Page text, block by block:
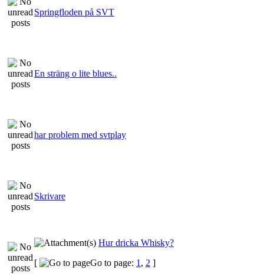
Springfloden på SVT
En sträng o lite blues..
har problem med svtplay
Skrivare
Hur dricka Whisky?
[
Go to page: 1 , 2 ]